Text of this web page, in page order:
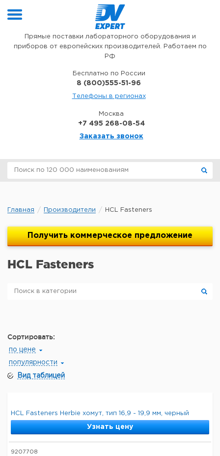
Прямые поставки лабораторного оборудования и
приборов от европейских производителей. Работаем по
РФ
Бесплатно по России
8 (800)555-51-96
Телефоны в регионах
Москва
+7 495 268-08-54
Заказать звонок
Главная Производители HCL Fasteners
Получить коммерческое предложение
HCL Fasteners
Сортировать:
по цене
популярности
Вид таблицей
HCL Fasteners Herbie хомут, тип 16,9 - 19,9 мм, черный
Узнать цену
9207708